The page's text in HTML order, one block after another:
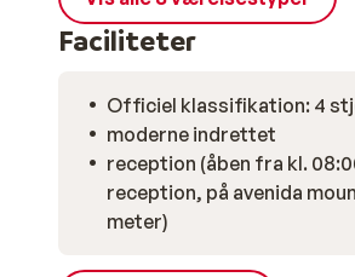
Faciliteter
Officiel klassifikation: 4
moderne indrettet
reception (åben fra kl.
reception, på avenida mountain
meter)